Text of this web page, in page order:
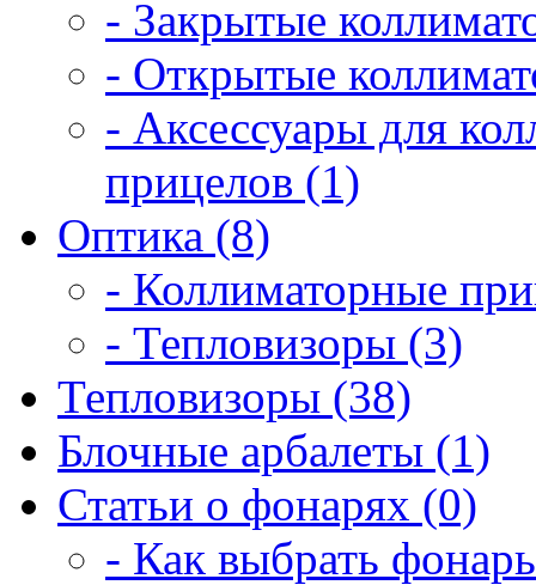
- Закрытые
- Открытые
- Аксессуары для
прицелов (1)
Оптика (8)
- Коллиматорные
- Тепловизоры (3)
Тепловизоры (38)
Блочные арбалеты (1)
Статьи о фонарях (0)
- Как выбрать